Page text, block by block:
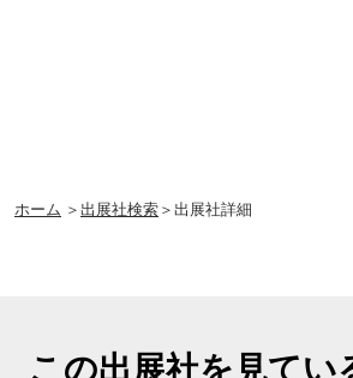
ホーム ＞出展社検索＞出展社詳細
この出展社を見てい